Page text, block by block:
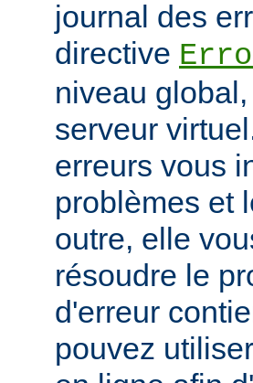
journal des
directive
niveau
serveur
erreurs vous
problèmes et
outre, elle
résoudre le
d'erreur
pouvez